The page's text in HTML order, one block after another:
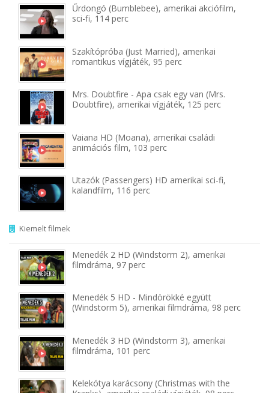
Űrdongó (Bumblebee), amerikai akciófilm,
sci-fi, 114 perc
Szakítópróba (Just Married), amerikai
romantikus vígjáték, 95 perc
Mrs. Doubtfire - Apa csak egy van (Mrs.
Doubtfire), amerikai vígjáték, 125 perc
Vaiana HD (Moana), amerikai családi
animációs film, 103 perc
Utazók (Passengers) HD amerikai sci-fi,
kalandfilm, 116 perc
Kiemelt filmek
Menedék 2 HD (Windstorm 2), amerikai
filmdráma, 97 perc
Menedék 5 HD - Mindörökké együtt
(Windstorm 5), amerikai filmdráma, 98 perc
Menedék 3 HD (Windstorm 3), amerikai
filmdráma, 101 perc
Kelekótya karácsony (Christmas with the